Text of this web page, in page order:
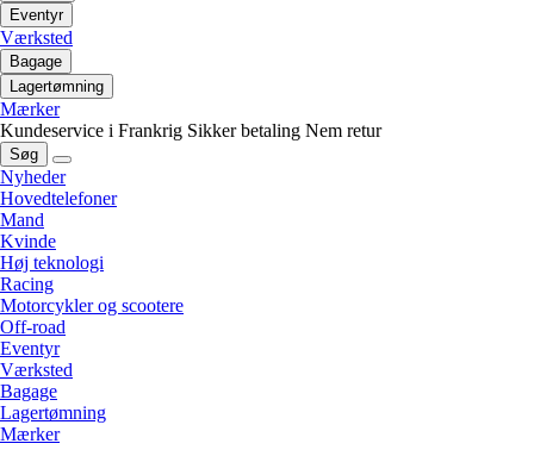
Eventyr
Værksted
Bagage
Lagertømning
Mærker
Kundeservice i Frankrig Sikker betaling Nem retur
Søg
Nyheder
Hovedtelefoner
Mand
Kvinde
Høj teknologi
Racing
Motorcykler og scootere
Off-road
Eventyr
Værksted
Bagage
Lagertømning
Mærker